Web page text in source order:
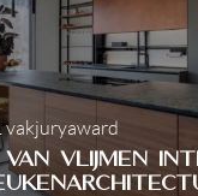
vakjuryaward
Vlijmen